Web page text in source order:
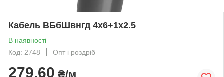
Кабель ВБбШвнгд 4х6+1х2.5
В наявності
Код: 2748
Опт і роздріб
279,60 ₴/м